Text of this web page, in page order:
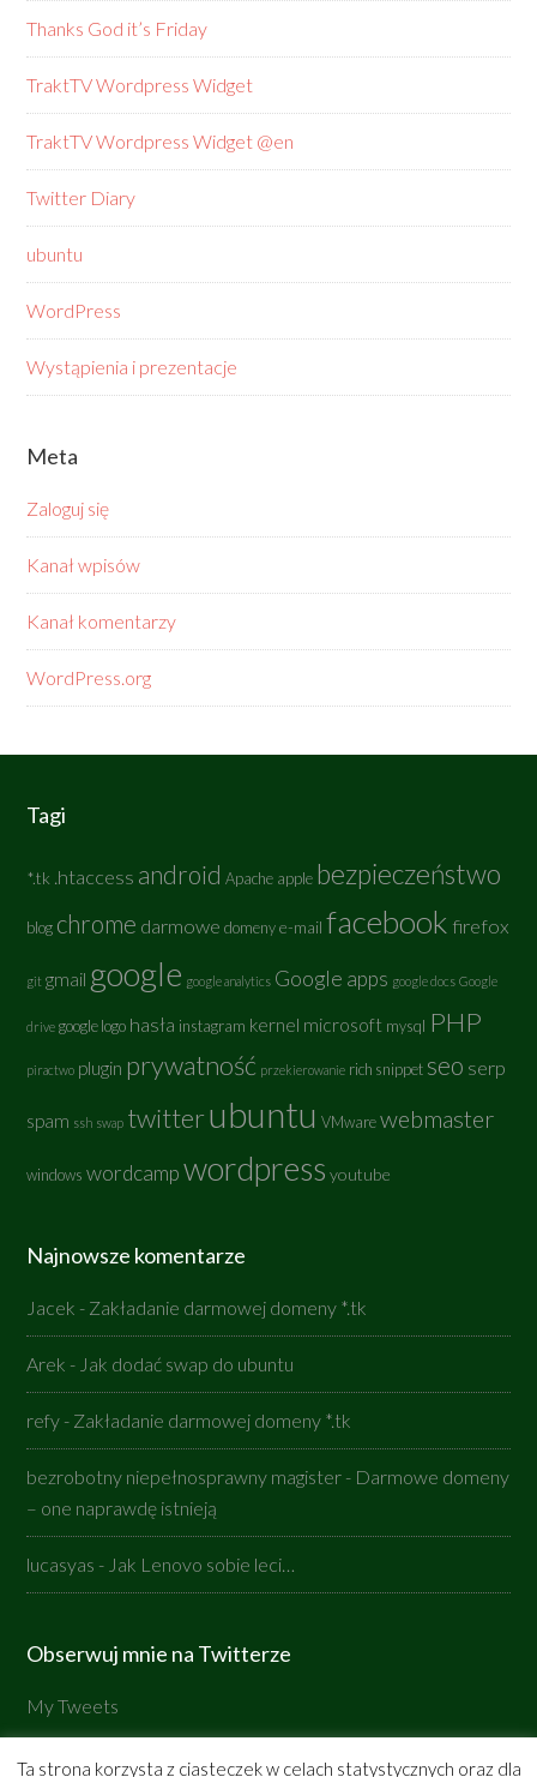
Thanks God it’s Friday
TraktTV Wordpress Widget
TraktTV Wordpress Widget @en
Twitter Diary
ubuntu
WordPress
Wystąpienia i prezentacje
Meta
Zaloguj się
Kanał wpisów
Kanał komentarzy
WordPress.org
Tagi
*.tk .htaccess android Apache apple bezpieczeństwo
blog chrome darmowe domeny e-mail facebook firefox
git gmail google google analytics Google apps google docs Google
drive google logo hasła instagram kernel microsoft mysql PHP
piractwo plugin prywatność przekierowanie rich snippet seo serp
spam ssh swap twitterubuntu VMware webmaster
windows wordcamp wordpress youtube
Najnowsze komentarze
Jacek - Zakładanie darmowej domeny *.tk
Arek - Jak dodać swap do ubuntu
refy - Zakładanie darmowej domeny *.tk
bezrobotny niepełnosprawny magister - Darmowe domeny
– one naprawdę istnieją
lucasyas - Jak Lenovo sobie leci…
Obserwuj mnie na Twitterze
My Tweets
Ta strona korzysta z ciasteczek w celach statystycznych oraz dla